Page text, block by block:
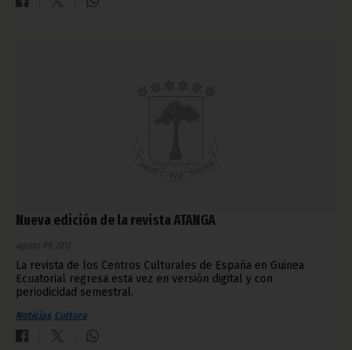
Nueva edición de la revista ATANGA
agosto 09, 2012
La revista de los Centros Culturales de España en Guinea
Ecuatorial regresa esta vez en versión digital y con
periodicidad semestral.
Noticias Cultura